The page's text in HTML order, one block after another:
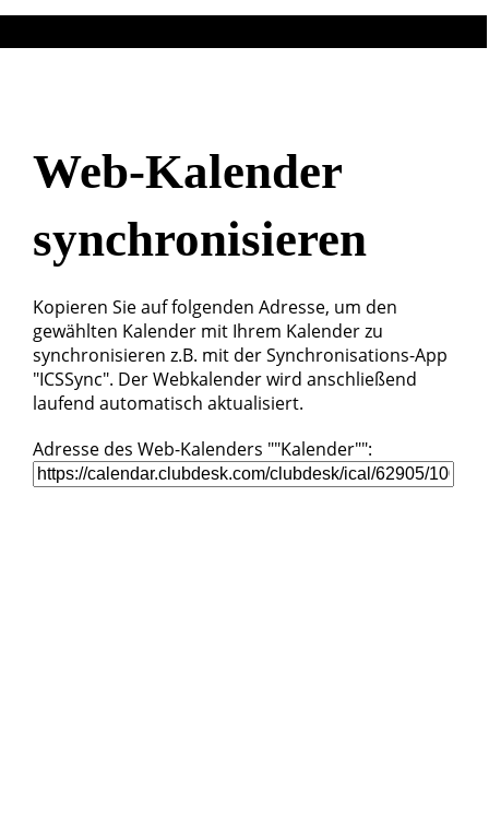
Web-Kalender
synchronisieren
Kopieren Sie auf folgenden Adresse, um den
gewählten Kalender mit Ihrem Kalender zu
synchronisieren z.B. mit der Synchronisations-App
"ICSSync". Der Webkalender wird anschließend
laufend automatisch aktualisiert.
Adresse des Web-Kalenders ""Kalender"":